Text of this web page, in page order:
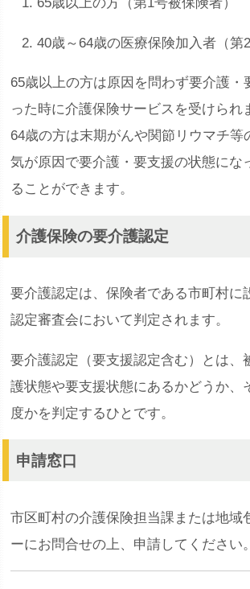
40歳～64歳の医療保険加入者（第2
65歳以上の方は原因を問わず要介護・
った時に介護保険サービスを受けられ
64歳の方は末期がんや関節リウマチ等
気が原因で要介護・要支援の状態にな
ることができます。
介護保険の要介護認定
要介護認定は、保険者である市町村に
認定審査会において判定されます。
要介護認定（要支援認定含む）とは、
護状態や要支援状態にあるかどうか、
度かを判定するひとです。
申請窓口
市区町村の介護保険担当課または地域
ーにお問合せの上、申請してください。